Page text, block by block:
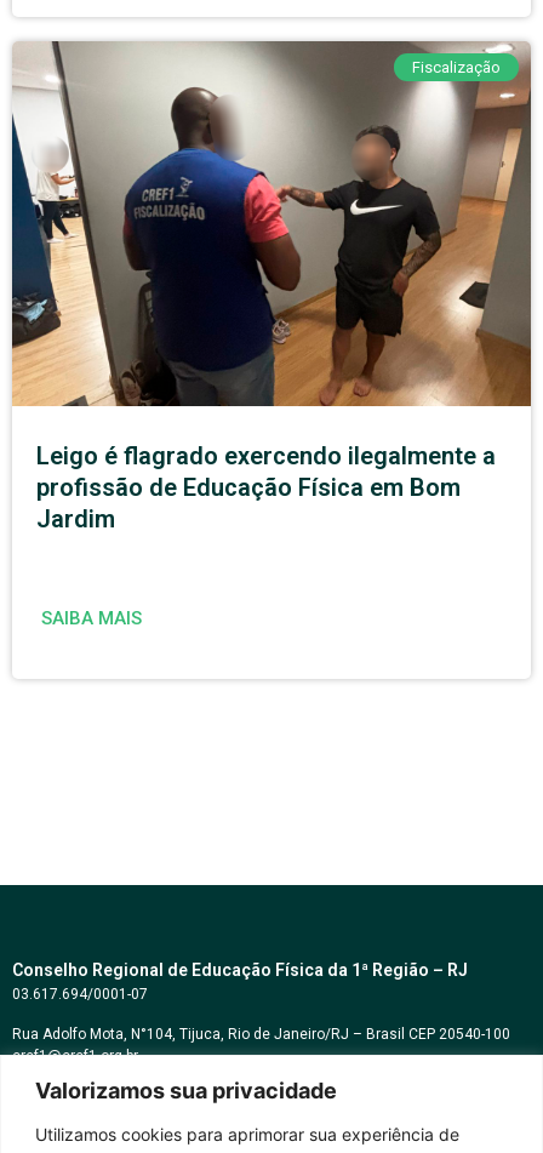
Valorizamos sua privacidade
Utilizamos cookies para aprimorar sua experiência de
Fiscalização
Leigo é flagrado exercendo ilegalmente a
profissão de Educação Física em Bom
Jardim
SAIBA MAIS
Conselho Regional de Educação Física da 1ª Região – RJ
03.617.694/0001-07
Rua Adolfo Mota, N°104, Tijuca, Rio de Janeiro/RJ – Brasil CEP 20540-100
cref1@cref1.org.br
Assessoria de comunicação: